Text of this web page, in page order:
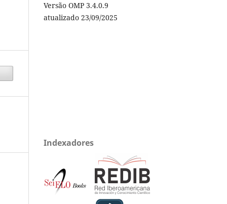
Versão OMP 3.4.0.9
atualizado 23/09/2025
Indexadores